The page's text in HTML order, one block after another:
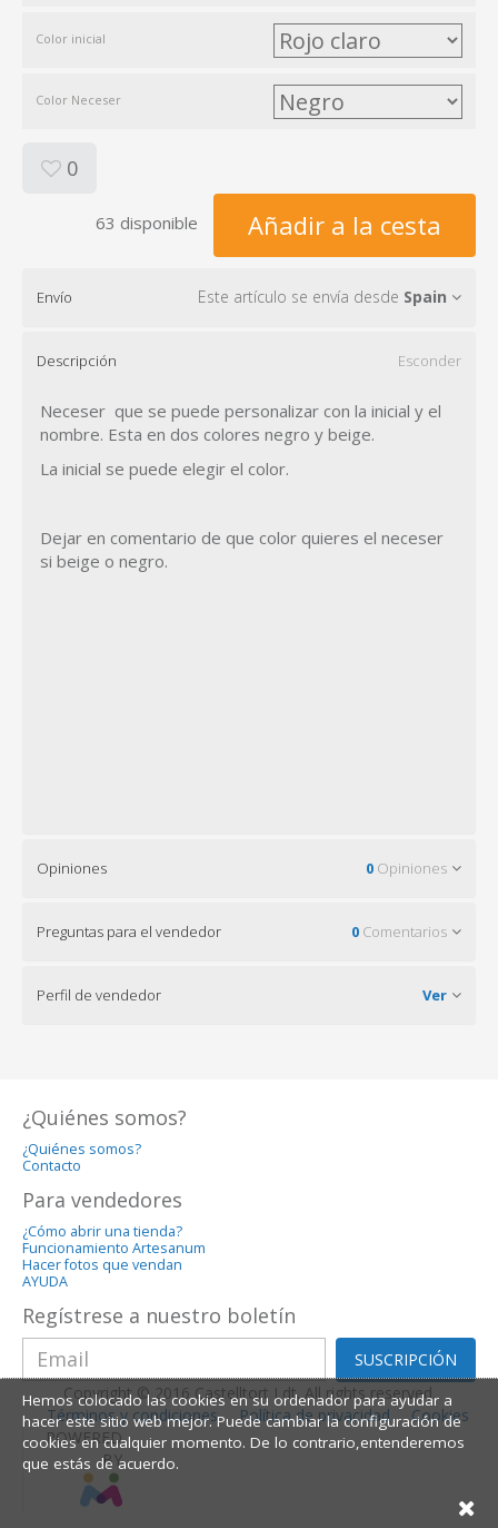
Color inicial
Color Neceser
0
63 disponible Añadir a la cesta
Envío Este artículo se envía desde Spain
Descripción Esconder
Neceser que se puede personalizar con la inicial y el
nombre. Esta en dos colores negro y beige.
La inicial se puede elegir el color.
Dejar en comentario de que color quieres el neceser
si beige o negro.
Opiniones 0 Opiniones
Preguntas para el vendedor 0 Comentarios
Perfil de vendedor Ver
¿Quiénes somos?
¿Quiénes somos?
Contacto
Para vendedores
¿Cómo abrir una tienda?
Funcionamiento Artesanum
Hacer fotos que vendan
AYUDA
Regístrese a nuestro boletín
SUSCRIPCIÓN
Copyright © 2016 Castelltort Ldt. All rights reserved.
Términos y condiciones
Política de privacidad
Cookies
POWERED
BY
Hemos colocado las cookies en su ordenador para ayudar a
hacer este sitio web mejor. Puede cambiar la configuración de
cookies en cualquier momento. De lo contrario,entenderemos
que estás de acuerdo.